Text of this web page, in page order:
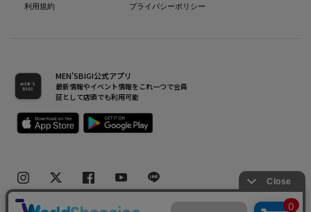
利用規約
プライバシーポリシー
MEN’SBIGI公式アプリ
最新情報やイベント情報をこれ一つで会員
証として店頭でも利用可能